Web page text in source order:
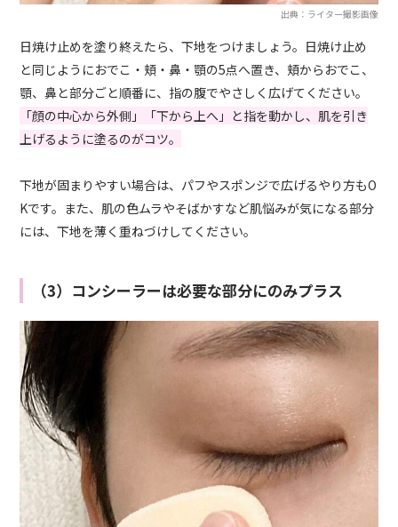
出典：ライター撮影画像
日焼け止めを塗り終えたら、下地をつけましょう。日焼け止め
と同じようにおでこ・頬・鼻・顎の5点へ置き、頬からおでこ、
顎、鼻と部分ごと順番に、指の腹でやさしく広げてください。
「顔の中心から外側」「下から上へ」と指を動かし、肌を引き
上げるように塗るのがコツ。
下地が固まりやすい場合は、パフやスポンジで広げるやり方もO
Kです。また、肌の色ムラやそばかすなど肌悩みが気になる部分
には、下地を薄く重ねづけしてください。
（3）コンシーラーは必要な部分にのみプラス